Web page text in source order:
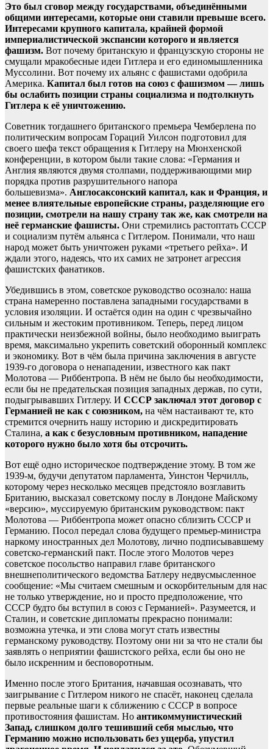
Это был сговор между государствами, объединёнными
общими интересами, которые они ставили превыше всего.
Интересами крупного капитала, крайней формой
империалистической экспансии которого и является
фашизм. Вот почему британскую и французскую стороны не
смущали мракобесные идеи Гитлера и его единомышленника
Муссолини. Вот почему их альянс с фашистами одобрила
Америка. Капитал был готов на союз с фашизмом — лишь
бы ослабить позиции страны социализма и подтолкнуть
Гитлера к её уничтожению.
Советник тогдашнего британского премьера Чемберлена по
политическим вопросам Гораций Уилсон подготовил для
своего шефа текст обращения к Гитлеру на Мюнхенской
конференции, в котором были такие слова: «Германия и
Англия являются двумя столпами, поддерживающими мир
порядка против разрушительного напора
большевизма». Англосаксонский капитал, как и Франция, и
менее влиятельные европейские страны, разделяющие его
позиции, смотрели на нашу страну так же, как смотрели на
неё германские фашисты. Они стремились растоптать СССР
и социализм путём альянса с Гитлером. Понимали, что наш
народ может быть уничтожен руками «третьего рейха». И
ждали этого, надеясь, что их самих не затронет агрессия
фашистских фанатиков.
Убедившись в этом, советское руководство осознало: наша
страна намеренно поставлена западными государствами в
условия изоляции. И остаётся один на один с чрезвычайно
сильным и жестоким противником. Теперь, перед лицом
практически неизбежной войны, было необходимо выиграть
время, максимально укрепить советский оборонный комплекс
и экономику. Вот в чём была причина заключения в августе
1939-го договора о ненападении, известного как пакт
Молотова — Риббентропа. В нём не было бы необходимости,
если бы не предательская позиция западных держав, по сути,
подыгрывавших Гитлеру. И СССР заключал этот договор с
Германией не как с союзником, на чём настаивают те, кто
стремится очернить нашу историю и дискредитировать
Сталина, а как с безусловным противником, нападение
которого нужно было хотя бы отсрочить.
Вот ещё одно историческое подтверждение этому. В том же
1939-м, будучи депутатом парламента, Уинстон Черчилль,
которому через несколько месяцев предстояло возглавить
Британию, высказал советскому послу в Лондоне Майскому
«версию», муссируемую британским руководством: пакт
Молотова — Риббентропа может опасно сблизить СССР и
Германию. Посол передал слова будущего премьер-министра
наркому иностранных дел Молотову, лично подписывавшему
советско-германский пакт. После этого Молотов через
советское посольство направил главе британского
внешнеполитического ведомства Батлеру недвусмысленное
сообщение: «Мы считаем смешным и оскорбительным для нас
не только утверждение, но и просто предположение, что
СССР будто бы вступил в союз с Германией». Разумеется, и
Сталин, и советские дипломаты прекрасно понимали:
возможна утечка, и эти слова могут стать известны
германскому руководству. Поэтому они ни за что не стали бы
заявлять о неприятии фашистского рейха, если бы оно не
было искренним и бесповоротным.
Именно после этого Британия, начавшая осознавать, что
заигрывание с Гитлером никого не спасёт, наконец сделала
первые реальные шаги к сближению с СССР в вопросе
противостояния фашистам. Но антикоммунистический
Запад, слишком долго тешивший себя мыслью, что
Германию можно использовать без ущерба, упустил